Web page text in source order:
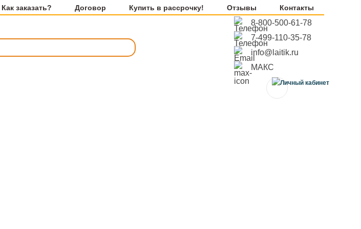
0
Как заказать? Договор Купить в рассрочку! Отзывы Контакты
8-800-500-61-78
7-499-110-35-78
info@laitik.ru
МАКС